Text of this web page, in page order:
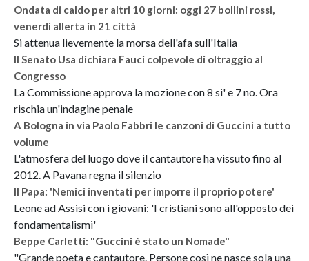
Ondata di caldo per altri 10 giorni: oggi 27 bollini rossi,
venerdì allerta in 21 città
Si attenua lievemente la morsa dell'afa sull'Italia
Il Senato Usa dichiara Fauci colpevole di oltraggio al
Congresso
La Commissione approva la mozione con 8 si' e 7 no. Ora
rischia un'indagine penale
A Bologna in via Paolo Fabbri le canzoni di Guccini a tutto
volume
L'atmosfera del luogo dove il cantautore ha vissuto fino al
2012. A Pavana regna il silenzio
Il Papa: 'Nemici inventati per imporre il proprio potere'
Leone ad Assisi con i giovani: 'I cristiani sono all'opposto dei
fondamentalismi'
Beppe Carletti: "Guccini è stato un Nomade"
"Grande poeta e cantautore. Persone così ne nasce sola una